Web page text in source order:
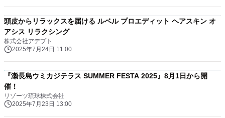
頭皮からリラックスを届ける ルベル プロエディット ヘアスキン オ
アシス リラクシング
株式会社アデプト
2025年7月24日 11:00
『瀬長島ウミカジテラス SUMMER FESTA 2025』8月1日から開
催！
リゾーツ琉球株式会社
2025年7月23日 13:00